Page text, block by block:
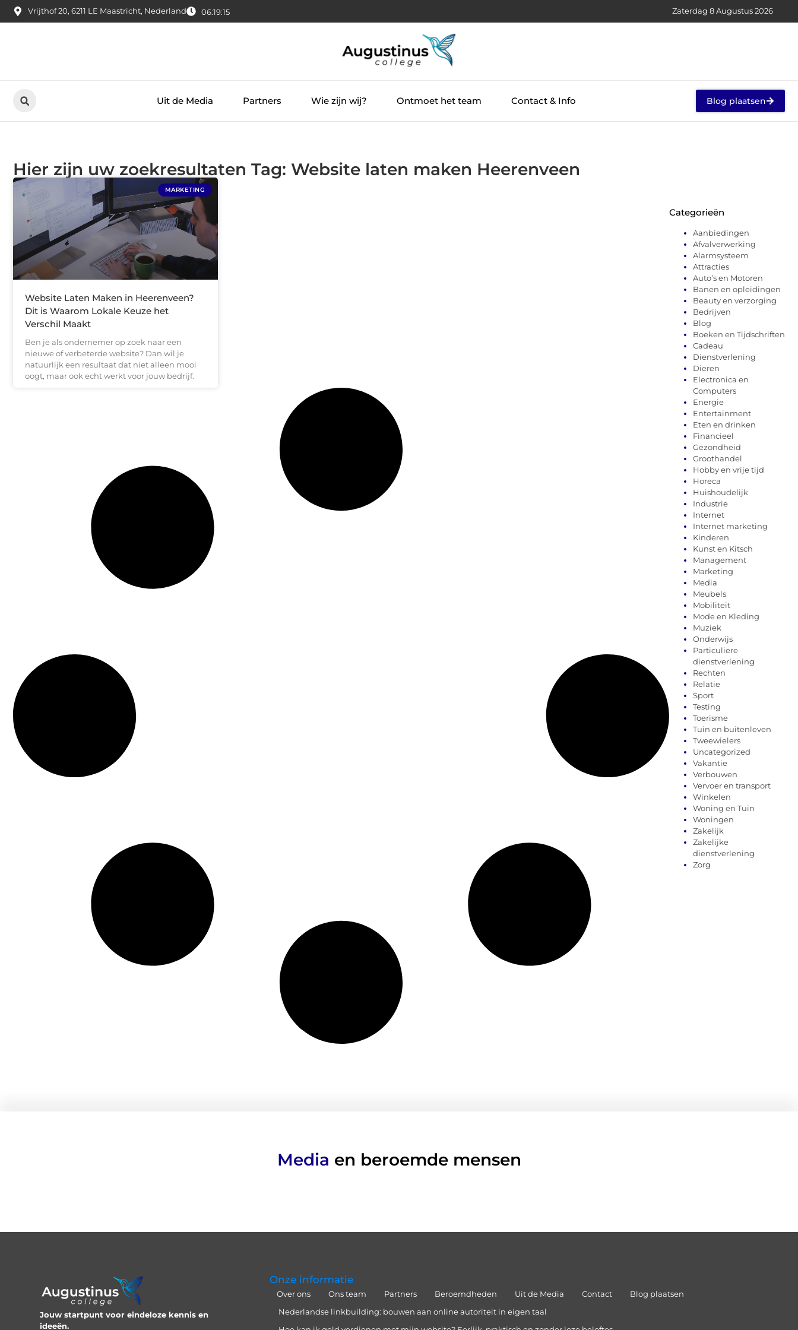
Vrijthof 20, 6211 LE Maastricht, Nederland 06:19:16 Zaterdag 8 Augustus 2026
Uit de Media Partners Wie zijn wij? Ontmoet het team Contact & Info Blog plaatsen
Hier zijn uw zoekresultaten Tag: Website laten maken Heerenveen
MARKETING
Website Laten Maken in Heerenveen?
Dit is Waarom Lokale Keuze het
Verschil Maakt
Ben je als ondernemer op zoek naar een
nieuwe of verbeterde website? Dan wil je
natuurlijk een resultaat dat niet alleen mooi
oogt, maar ook echt werkt voor jouw bedrijf.
Categorieën
Aanbiedingen
Afvalverwerking
Alarmsysteem
Attracties
Auto’s en Motoren
Banen en opleidingen
Beauty en verzorging
Bedrijven
Blog
Boeken en Tijdschriften
Cadeau
Dienstverlening
Dieren
Electronica en
Computers
Energie
Entertainment
Eten en drinken
Financieel
Gezondheid
Groothandel
Hobby en vrije tijd
Horeca
Huishoudelijk
Industrie
Internet
Internet marketing
Kinderen
Kunst en Kitsch
Management
Marketing
Media
Meubels
Mobiliteit
Mode en Kleding
Muziek
Onderwijs
Particuliere
dienstverlening
Rechten
Relatie
Sport
Testing
Toerisme
Tuin en buitenleven
Tweewielers
Uncategorized
Vakantie
Verbouwen
Vervoer en transport
Winkelen
Woning en Tuin
Woningen
Zakelijk
Zakelijke
dienstverlening
Zorg
Media en beroemde mensen
Jouw startpunt voor eindeloze kennis en
ideeën.
Onze informatie
Over ons Ons team Partners Beroemdheden Uit de Media Contact
Blog plaatsen
Nederlandse linkbuilding: bouwen aan online autoriteit in eigen taal